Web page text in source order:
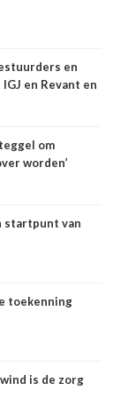
en
en Revant en
om
worden’
startpunt van
toekenning
is de zorg